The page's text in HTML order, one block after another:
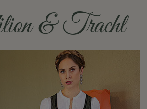
& Tracht